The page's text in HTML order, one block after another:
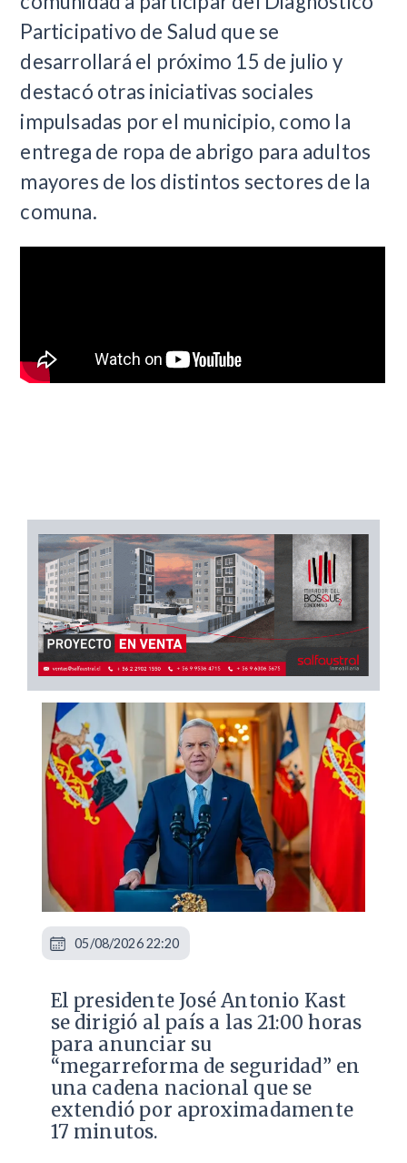
Participativo de Salud que se
desarrollará el próximo 15 de julio y
destacó otras iniciativas sociales
impulsadas por el municipio, como la
entrega de ropa de abrigo para adultos
mayores de los distintos sectores de la
comuna.
El presidente José Antonio Kast
se dirigió al país a las 21:00 horas
para anunciar su
“megarreforma de seguridad” en
una cadena nacional que se
extendió por aproximadamente
17 minutos.
05/08/2026 22:20